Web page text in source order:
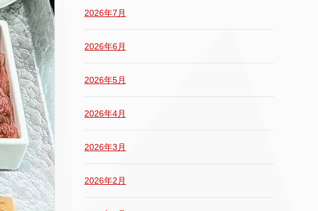
2026年7月
2026年6月
2026年5月
2026年4月
2026年3月
2026年2月